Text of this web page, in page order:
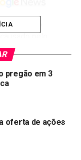
R$ 270,6
pelo
pelo CASK
vê suas ações
feira (12) e
B3. No ano, as
de 22,31%.
sofre. A
um
pregão em 3
oferta de ações